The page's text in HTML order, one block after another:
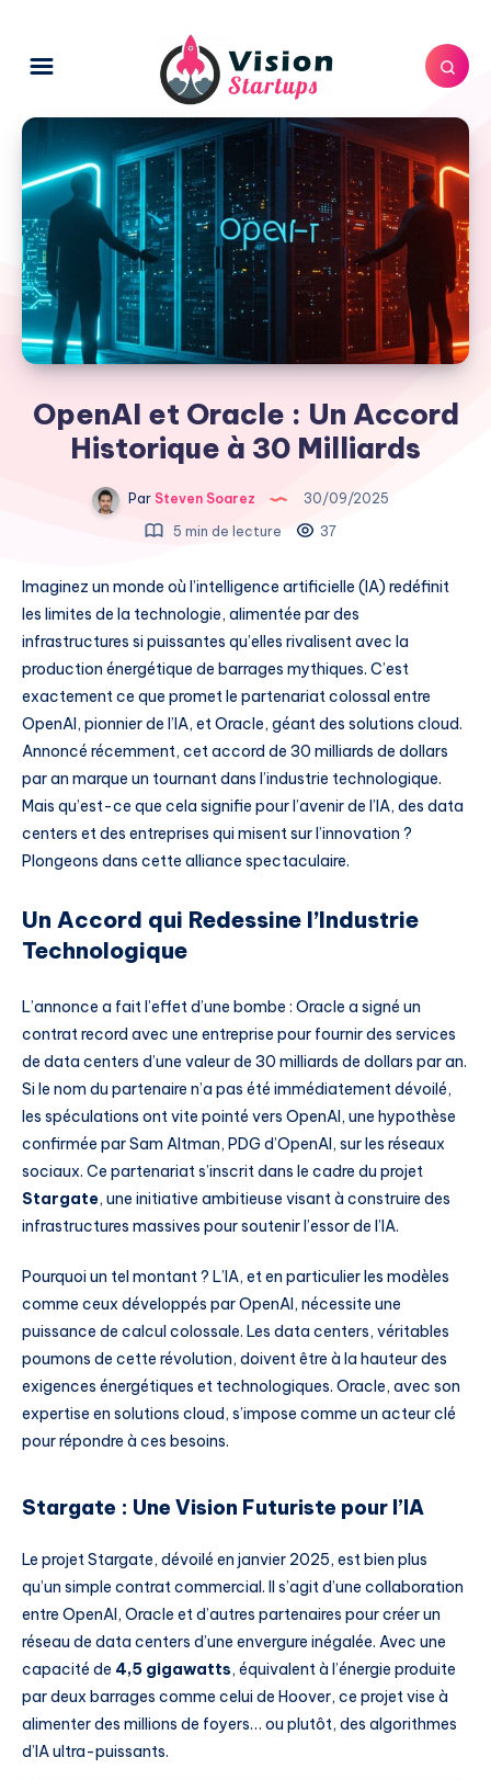
OpenAI et Oracle : Un Accord
Historique à 30 Milliards
ParSteven Soarez
30/09/2025
5 min de lecture
37
Imaginez un monde où l’intelligence artificielle (IA) redéfinit
les limites de la technologie, alimentée par des
infrastructures si puissantes qu’elles rivalisent avec la
production énergétique de barrages mythiques. C’est
exactement ce que promet le partenariat colossal entre
OpenAI, pionnier de l’IA, et Oracle, géant des solutions cloud.
Annoncé récemment, cet accord de 30 milliards de dollars
par an marque un tournant dans l’industrie technologique.
Mais qu’est-ce que cela signifie pour l’avenir de l’IA, des data
centers et des entreprises qui misent sur l’innovation ?
Plongeons dans cette alliance spectaculaire.
Un Accord qui Redessine l’Industrie
Technologique
L’annonce a fait l’effet d’une bombe : Oracle a signé un
contrat record avec une entreprise pour fournir des services
de data centers d’une valeur de 30 milliards de dollars par an.
Si le nom du partenaire n’a pas été immédiatement dévoilé,
les spéculations ont vite pointé vers OpenAI, une hypothèse
confirmée par Sam Altman, PDG d’OpenAI, sur les réseaux
sociaux. Ce partenariat s’inscrit dans le cadre du projet
Stargate, une initiative ambitieuse visant à construire des
infrastructures massives pour soutenir l’essor de l’IA.
Pourquoi un tel montant ? L’IA, et en particulier les modèles
comme ceux développés par OpenAI, nécessite une
puissance de calcul colossale. Les data centers, véritables
poumons de cette révolution, doivent être à la hauteur des
exigences énergétiques et technologiques. Oracle, avec son
expertise en solutions cloud, s’impose comme un acteur clé
pour répondre à ces besoins.
Stargate : Une Vision Futuriste pour l’IA
Le projet Stargate, dévoilé en janvier 2025, est bien plus
qu’un simple contrat commercial. Il s’agit d’une collaboration
entre OpenAI, Oracle et d’autres partenaires pour créer un
réseau de data centers d’une envergure inégalée. Avec une
capacité de 4,5 gigawatts, équivalent à l’énergie produite
par deux barrages comme celui de Hoover, ce projet vise à
alimenter des millions de foyers… ou plutôt, des algorithmes
d’IA ultra-puissants.